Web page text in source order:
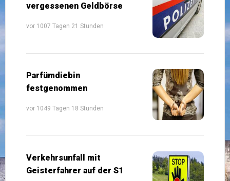
vergessenen Geldbörse
vor 1007 Tagen 21 Stunden
Parfümdiebin
festgenommen
vor 1049 Tagen 18 Stunden
Verkehrsunfall mit
Geisterfahrer auf der S1